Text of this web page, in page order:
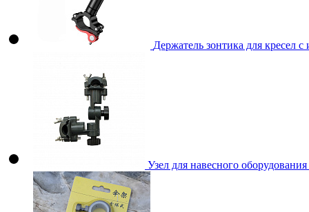
Держатель зонтика для кресел
Узел для навесного